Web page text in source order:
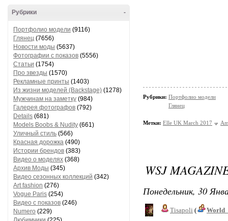
-
Рубрики
Портфолио модели (9116)
Глянец (7656)
Новости моды (5637)
Фотографии с показов (5556)
Статьи (1754)
Про звезды (1570)
Рекламные принты (1403)
Из жизни моделей (Backstage) (1278)
Мужчинам на заметку (984)
Галерея фотографов (792)
Details (681)
Models Boobs & Nudity (661)
Уличный стиль (566)
Красная дорожка (490)
Истории брендов (383)
Видео о моделях (368)
Архив Моды (345)
Видео сезонных коллекций (342)
Art fashion (276)
Vogue Paris (254)
Видео с показов (246)
Numero (229)
Рубрики: Портфолио модели
Глянец
Метки: Elle UK March 2017
WSJ
Понедельник, 30
Tisapoli (